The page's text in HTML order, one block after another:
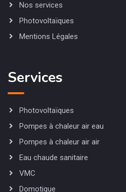
Nos services
Photovoltaïques
Mentions Légales
Services
Photovoltaïques
Pompes à chaleur air eau
Pompes à chaleur air air
Eau chaude sanitaire
VMC
Domotique